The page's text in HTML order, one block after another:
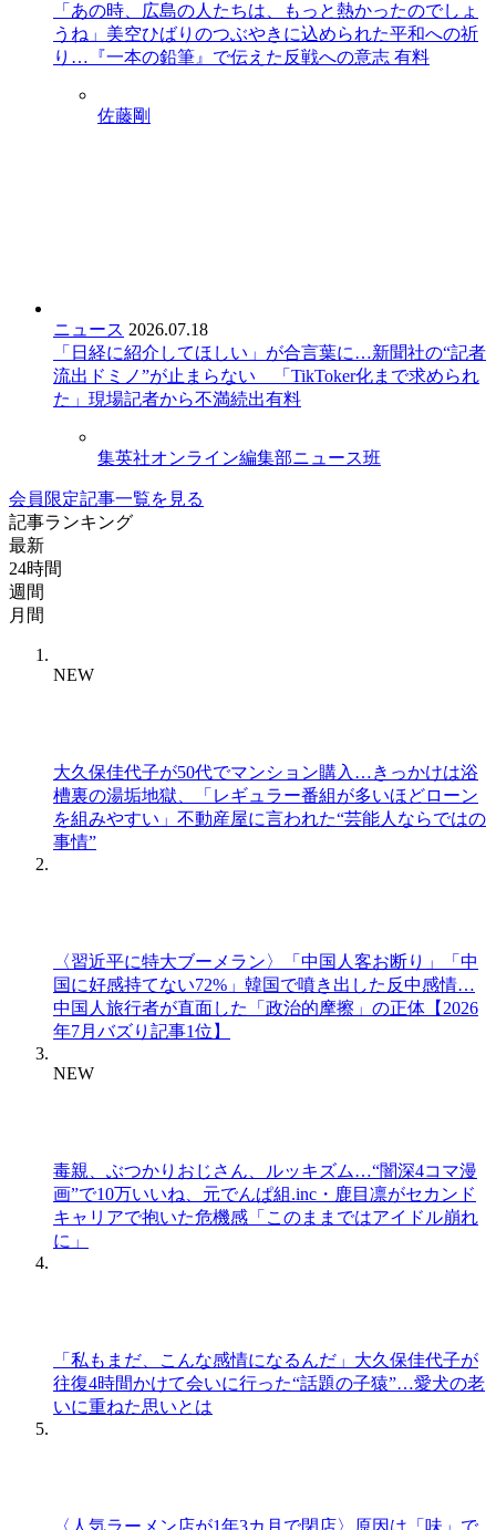
「あの時、広島の人たちは、もっと熱かったのでしょ
うね」美空ひばりのつぶやきに込められた平和への祈
り…『一本の鉛筆』で伝えた反戦への意志 有料
佐藤剛
ニュース 2026.07.18
「日経に紹介してほしい」が合言葉に…新聞社の“記者
流出ドミノ”が止まらない 「TikToker化まで求められ
た」現場記者から不満続出有料
集英社オンライン編集部ニュース班
会員限定記事一覧を見る
記事ランキング
最新
24時間
週間
月間
NEW
大久保佳代子が50代でマンション購入…きっかけは浴
槽裏の湯垢地獄、「レギュラー番組が多いほどローン
を組みやすい」不動産屋に言われた“芸能人ならではの
事情”
〈習近平に特大ブーメラン〉「中国人客お断り」「中
国に好感持てない72%」韓国で噴き出した反中感情…
中国人旅行者が直面した「政治的摩擦」の正体【2026
年7月バズり記事1位】
NEW
毒親、ぶつかりおじさん、ルッキズム…“闇深4コマ漫
画”で10万いいね、元でんぱ組.inc・鹿目凛がセカンド
キャリアで抱いた危機感「このままではアイドル崩れ
に」
「私もまだ、こんな感情になるんだ」大久保佳代子が
往復4時間かけて会いに行った“話題の子猿”…愛犬の老
いに重ねた思いとは